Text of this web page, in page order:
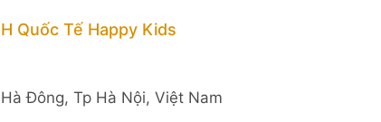
Quốc Tế Happy Kids
Đông, Tp Hà Nội, Việt Nam